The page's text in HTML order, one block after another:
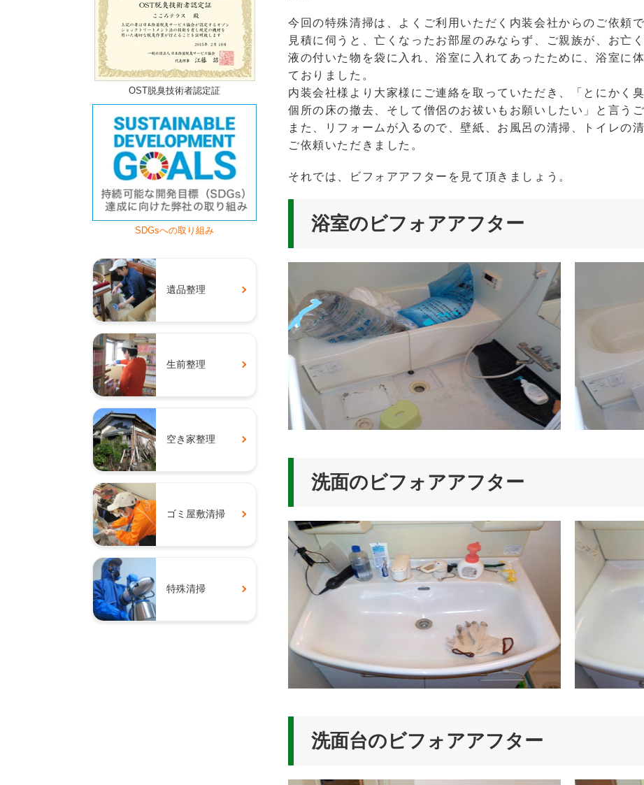
今回の特殊清掃は、よくご利用いただく内装会社からのご依頼で
見積に伺うと、亡くなったお部屋のみならず、ご親族が、お亡
液の付いた物を袋に入れ、浴室に入れてあったために、浴室に
ておりました。
内装会社様より大家様にご連絡を取っていただき、「とにかく
個所の床の撤去、そして僧侶のお祓いもお願いしたい」と言う
また、リフォームが入るので、壁紙、お風呂の清掃、トイレの
ご依頼いただきました。
それでは、ビフォアアフターを見て頂きましょう。
浴室のビフォアアフター
洗面のビフォアアフター
洗面台のビフォアアフター
OST脱臭技術者認定証
SDGsへの取り組み
遺品整理
生前整理
空き家整理
ゴミ屋敷清掃
特殊清掃